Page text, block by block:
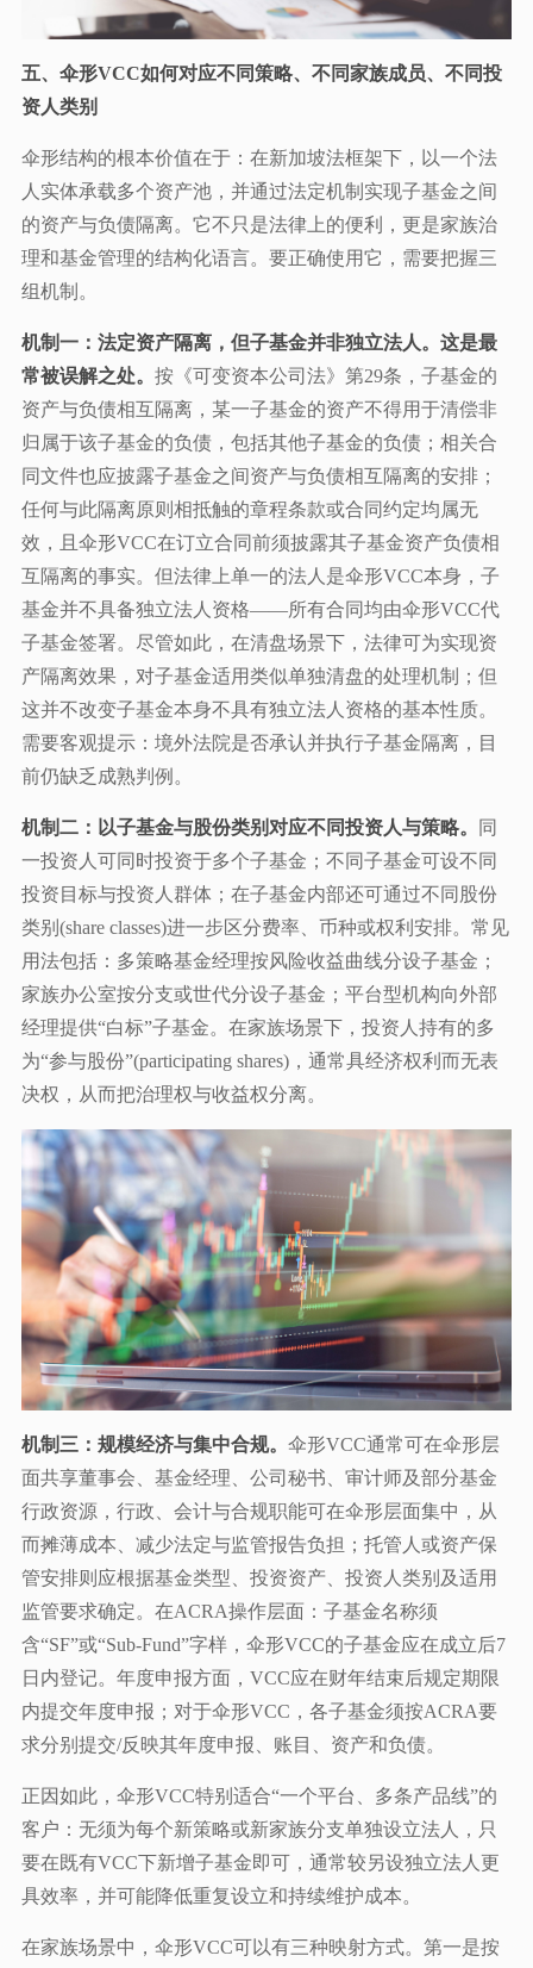
五、伞形VCC如何对应不同策略、不同家族成员、不同投
资人类别
伞形结构的根本价值在于：在新加坡法框架下，以一个法
人实体承载多个资产池，并通过法定机制实现子基金之间
的资产与负债隔离。它不只是法律上的便利，更是家族治
理和基金管理的结构化语言。要正确使用它，需要把握三
组机制。
机制一：法定资产隔离，但子基金并非独立法人。这是最
常被误解之处。 按《可变资本公司法》第29条，子基金的
资产与负债相互隔离，某一子基金的资产不得用于清偿非
归属于该子基金的负债，包括其他子基金的负债；相关合
同文件也应披露子基金之间资产与负债相互隔离的安排；
任何与此隔离原则相抵触的章程条款或合同约定均属无
效，且伞形VCC在订立合同前须披露其子基金资产负债相
互隔离的事实。但法律上单一的法人是伞形VCC本身，子
基金并不具备独立法人资格——所有合同均由伞形VCC代
子基金签署。尽管如此，在清盘场景下，法律可为实现资
产隔离效果，对子基金适用类似单独清盘的处理机制；但
这并不改变子基金本身不具有独立法人资格的基本性质。
需要客观提示：境外法院是否承认并执行子基金隔离，目
前仍缺乏成熟判例。
机制二：以子基金与股份类别对应不同投资人与策略。
同
一投资人可同时投资于多个子基金；不同子基金可设不同
投资目标与投资人群体；在子基金内部还可通过不同股份
类别(share classes)进一步区分费率、币种或权利安排。常见
用法包括：多策略基金经理按风险收益曲线分设子基金；
家族办公室按分支或世代分设子基金；平台型机构向外部
经理提供“白标”子基金。在家族场景下，投资人持有的多
为“参与股份”(participating shares)，通常具经济权利而无表
决权，从而把治理权与收益权分离。
机制三：规模经济与集中合规。 伞形VCC通常可在伞形层
面共享董事会、基金经理、公司秘书、审计师及部分基金
行政资源，行政、会计与合规职能可在伞形层面集中，从
而摊薄成本、减少法定与监管报告负担；托管人或资产保
管安排则应根据基金类型、投资资产、投资人类别及适用
监管要求确定。在ACRA操作层面：子基金名称须
含“SF”或“Sub-Fund”字样，伞形VCC的子基金应在成立后7
日内登记。年度申报方面，VCC应在财年结束后规定期限
内提交年度申报；对于伞形VCC，各子基金须按ACRA要
求分别提交/反映其年度申报、账目、资产和负债。
正因如此，伞形VCC特别适合“一个平台、多条产品线”的
客户：无须为每个新策略或新家族分支单独设立法人，只
要在既有VCC下新增子基金即可，通常较另设独立法人更
具效率，并可能降低重复设立和持续维护成本。
在家族场景中，伞形VCC可以有三种映射方式。第一是按